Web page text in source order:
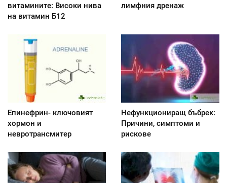
витамините: Високи нива
на витамин Б12
лимфния дренаж
Епинефрин- ключовият
хормон и
невротрансмитер
Нефункциониращ бъбрек:
Причини, симптоми и
рискове